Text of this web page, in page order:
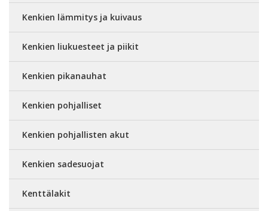
Kenkien lämmitys ja kuivaus
Kenkien liukuesteet ja piikit
Kenkien pikanauhat
Kenkien pohjalliset
Kenkien pohjallisten akut
Kenkien sadesuojat
Kenttälakit